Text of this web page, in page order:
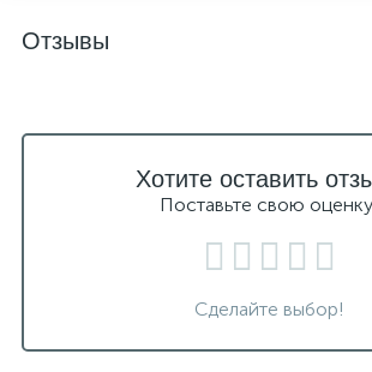
Отзывы
Хотите оставить
Поставьте свою
Сделайте выбор!